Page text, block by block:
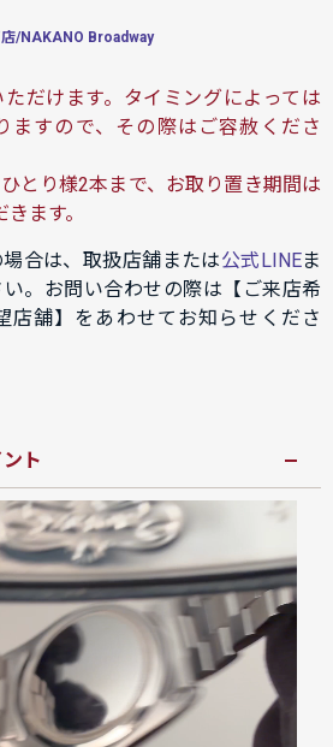
/NAKANO Broadway
だけます。タイミングによっては
ますので、その際はご容赦くださ
とり様2本まで、お取り置き期間は
ます。
合は、取扱店舗または公式LINEま
。お問い合わせの際は【ご来店希
店舗】をあわせてお知らせくださ
ト